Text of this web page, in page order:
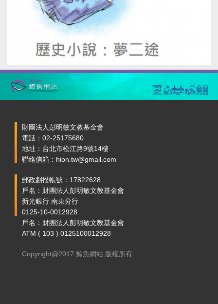
財團法人彭明敏文教基金會
電話：02-25175680
地址：台北市松江路9號14樓
聯絡信箱：hion.tw@gmail.com
郵政劃撥帳號：17822628
戶名：財團法人彭明敏文教基金會
新光銀行 南東分行
0125-10-0012928
戶名：財團法人彭明敏文教基金會
ATM ( 103 ) 0125100012928
Copyright@2017 鯨魚網站 版權所有